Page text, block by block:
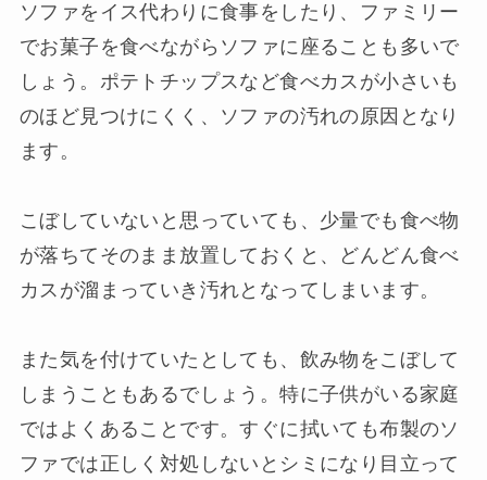
ソファをイス代わりに食事をしたり、ファミリー
でお菓子を食べながらソファに座ることも多いで
しょう。ポテトチップスなど食べカスが小さいも
のほど見つけにくく、ソファの汚れの原因となり
ます。
こぼしていないと思っていても、少量でも食べ物
が落ちてそのまま放置しておくと、どんどん食べ
カスが溜まっていき汚れとなってしまいます。
また気を付けていたとしても、飲み物をこぼして
しまうこともあるでしょう。特に子供がいる家庭
ではよくあることです。すぐに拭いても布製のソ
ファでは正しく対処しないとシミになり目立って